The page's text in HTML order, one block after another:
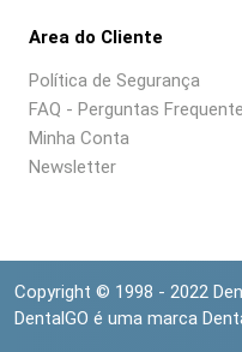
Area do Cliente
Política de Segurança
FAQ - Perguntas
Minha Conta
Newsletter
Copyright © 1998 - 2022
DentalGO é uma marca